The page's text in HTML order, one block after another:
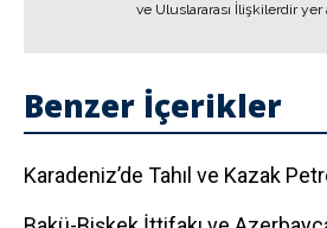
ve Uluslararası İlişkilerdir yer
Benzer İçerikler
Karadeniz’de Tahıl ve Kazak